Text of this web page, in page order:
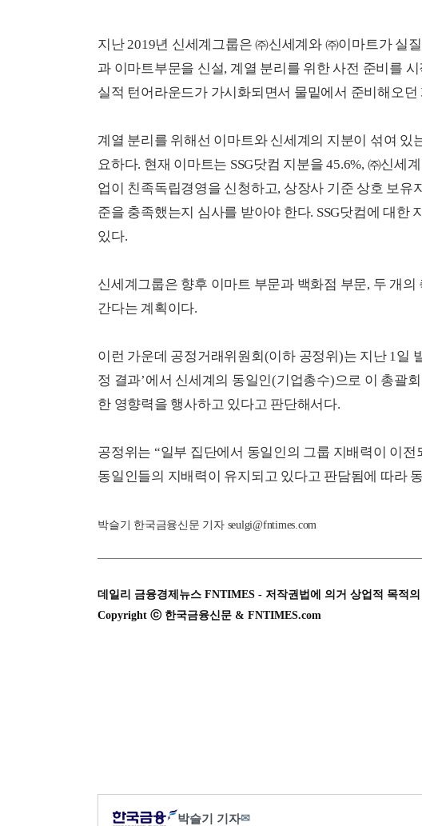
지난 2019년 신세계그룹은 ㈜신세계와 ㈜이마트가 실
과 이마트부문을 신설, 계열 분리를 위한 사전 준비를
실적 턴어라운드가 가시화되면서 물밑에서 준비해오
계열 분리를 위해선 이마트와 신세계의 지분이 섞여 있
요하다. 현재 이마트는 SSG닷컴 지분을 45.6%, ㈜신세
업이 친족독립경영을 신청하고, 상장사 기준 상호 보유
준을 충족했는지 심사를 받아야 한다. SSG닷컴에 대한
있다.
신세계그룹은 향후 이마트 부문과 백화점 부문, 두 개
간다는 계획이다.
이런 가운데 공정거래위원회(이하 공정위)는 지난 1일
정 결과’에서 신세계의 동일인(기업총수)으로 이 총괄
한 영향력을 행사하고 있다고 판단해서다.
공정위는 “일부 집단에서 동일인의 그룹 지배력이 이
동일인들의 지배력이 유지되고 있다고 판담됨에 따라
박슬기 한국금융신문 기자 seulgi@fntimes.com
데일리 금융경제뉴스 FNTIMES - 저작권법에 의거 상업적 목적
Copyright ⓒ 한국금융신문 & FNTIMES.com
박슬기 기자✉